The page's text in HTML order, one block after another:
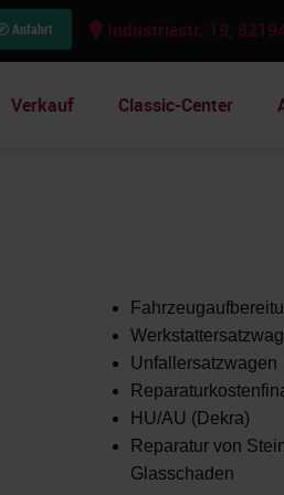
Anfahrt Industriestr. 19,
Verkauf Classic-Center
Unfallersatzwagen
HU/AU (Dekra)
Reparatur von
Glasschaden